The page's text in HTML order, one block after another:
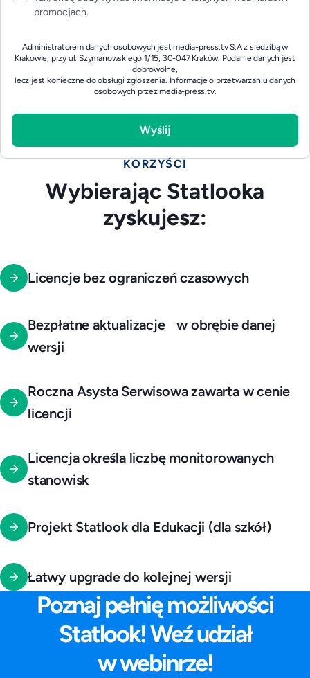
promocjach.
Administratorem danych osobowych jest media-press.tv S.A z siedzibą w
Krakowie, przy ul. Szymanowskiego 1/15, 30-047 Kraków. Podanie danych jest
dobrowolne,
lecz jest konieczne do obsługi zgłoszenia. Informacje o przetwarzaniu danych
osobowych przez media-press.tv.
KORZYŚCI
Wybierając Statlooka
zyskujesz:
Licencje bez ograniczeń czasowych
Bezpłatne aktualizacje w obrębie danej
wersji
Roczna Asysta Serwisowa zawarta w cenie
licencji
Licencja określa liczbę monitorowanych
stanowisk
Projekt Statlook dla Edukacji (dla szkół)
Łatwy upgrade do kolejnej wersji
Poznaj pełnię możliwości
Statlook! Weź udział
w webinrze!